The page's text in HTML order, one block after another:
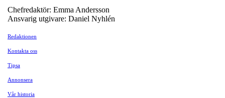
Chefredaktör: Emma Andersson
Ansvarig utgivare: Daniel Nyhlén
Redaktionen
Kontakta oss
Tipsa
Annonsera
Vår historia